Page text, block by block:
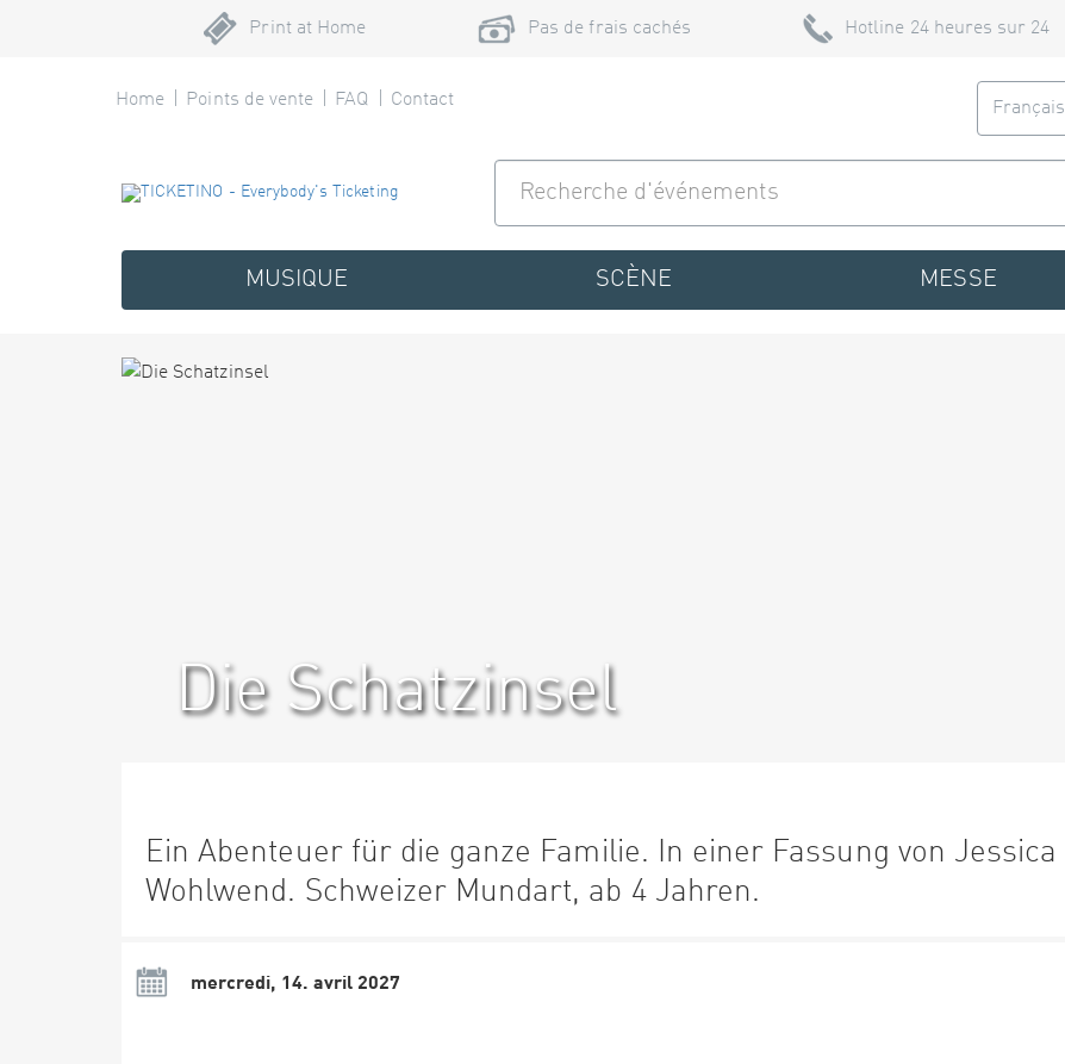
Print at Home Pas de frais cachés Hotline 24 heures sur 24
Home Points de vente FAQ Contact Français
MUSIQUE SCÈNE MESSE
Die Schatzinsel
Ein Abenteuer für die ganze Familie. In einer Fassung von Jessica
Wohlwend. Schweizer Mundart, ab 4 Jahren.
mercredi, 14. avril 2027